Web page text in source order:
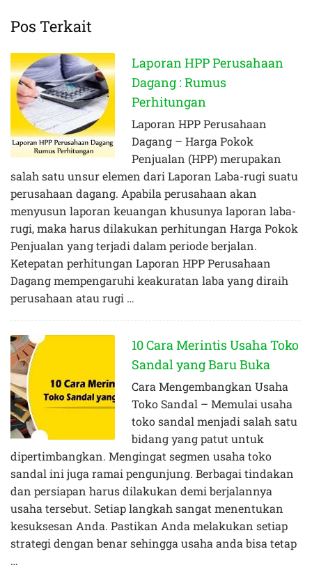
Pos Terkait
Laporan HPP Perusahaan
Dagang : Rumus
Perhitungan
Laporan HPP Perusahaan
Dagang – Harga Pokok
Penjualan (HPP) merupakan
salah satu unsur elemen dari Laporan Laba-rugi suatu
perusahaan dagang. Apabila perusahaan akan
menyusun laporan keuangan khusunya laporan laba-
rugi, maka harus dilakukan perhitungan Harga Pokok
Penjualan yang terjadi dalam periode berjalan.
Ketepatan perhitungan Laporan HPP Perusahaan
Dagang mempengaruhi keakuratan laba yang diraih
perusahaan atau rugi …
10 Cara Merintis Usaha Toko
Sandal yang Baru Buka
Cara Mengembangkan Usaha
Toko Sandal – Memulai usaha
toko sandal menjadi salah satu
bidang yang patut untuk
dipertimbangkan. Mengingat segmen usaha toko
sandal ini juga ramai pengunjung. Berbagai tindakan
dan persiapan harus dilakukan demi berjalannya
usaha tersebut. Setiap langkah sangat menentukan
kesuksesan Anda. Pastikan Anda melakukan setiap
strategi dengan benar sehingga usaha anda bisa tetap
…